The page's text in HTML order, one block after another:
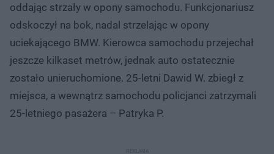
oddając strzały w opony samochodu. Funkcjonariusz
odskoczył na bok, nadal strzelając w opony
uciekającego BMW. Kierowca samochodu przejechał
jeszcze kilkaset metrów, jednak auto ostatecznie
zostało unieruchomione. 25-letni Dawid W. zbiegł z
miejsca, a wewnątrz samochodu policjanci zatrzymali
25-letniego pasażera – Patryka P.